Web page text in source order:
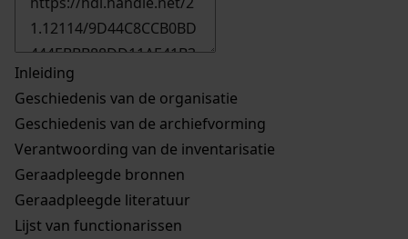
Inleiding
Geschiedenis van de organisatie
Geschiedenis van de archiefvorming
Verantwoording van de inventarisatie
Geraadpleegde bronnen
Geraadpleegde literatuur
Lijst van functionarissen